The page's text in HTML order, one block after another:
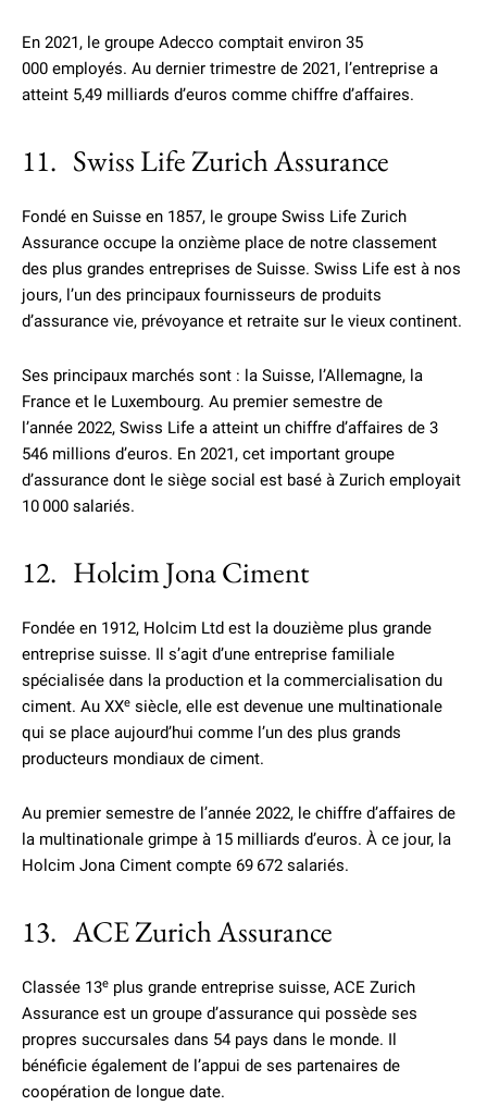
En 2021, le groupe Adecco comptait environ 35
000 employés. Au dernier trimestre de 2021, l’entreprise a
atteint 5,49 milliards d’euros comme chiffre d’affaires.
11. Swiss Life Zurich Assurance
Fondé en Suisse en 1857, le groupe Swiss Life Zurich
Assurance occupe la onzième place de notre classement
des plus grandes entreprises de Suisse. Swiss Life est à nos
jours, l’un des principaux fournisseurs de produits
d’assurance vie, prévoyance et retraite sur le vieux continent.
Ses principaux marchés sont : la Suisse, l’Allemagne, la
France et le Luxembourg. Au premier semestre de
l’année 2022, Swiss Life a atteint un chiffre d’affaires de 3
546 millions d’euros. En 2021, cet important groupe
d’assurance dont le siège social est basé à Zurich employait
10 000 salariés.
12. Holcim Jona Ciment
Fondée en 1912, Holcim Ltd est la douzième plus grande
entreprise suisse. Il s’agit d’une entreprise familiale
spécialisée dans la production et la commercialisation du
ciment. Au XXe siècle, elle est devenue une multinationale
qui se place aujourd’hui comme l’un des plus grands
producteurs mondiaux de ciment.
Au premier semestre de l’année 2022, le chiffre d’affaires de
la multinationale grimpe à 15 milliards d’euros. À ce jour, la
Holcim Jona Ciment compte 69 672 salariés.
13. ACE Zurich Assurance
Classée 13e plus grande entreprise suisse, ACE Zurich
Assurance est un groupe d’assurance qui possède ses
propres succursales dans 54 pays dans le monde. Il
bénéficie également de l’appui de ses partenaires de
coopération de longue date.